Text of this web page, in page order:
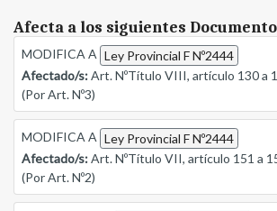
Afecta a los siguientes
MODIFICA A Ley Provincial F Nº2444
Afectado/s:Art. NºTítulo VIII, artículo 130 a
(Por Art. Nº3)
MODIFICA A Ley Provincial F Nº2444
Afectado/s:Art. NºTítulo VII, artículo 151 a
(Por Art. Nº2)